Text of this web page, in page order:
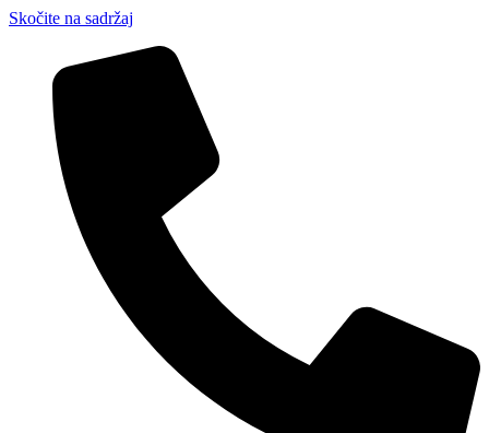
Skočite na sadržaj